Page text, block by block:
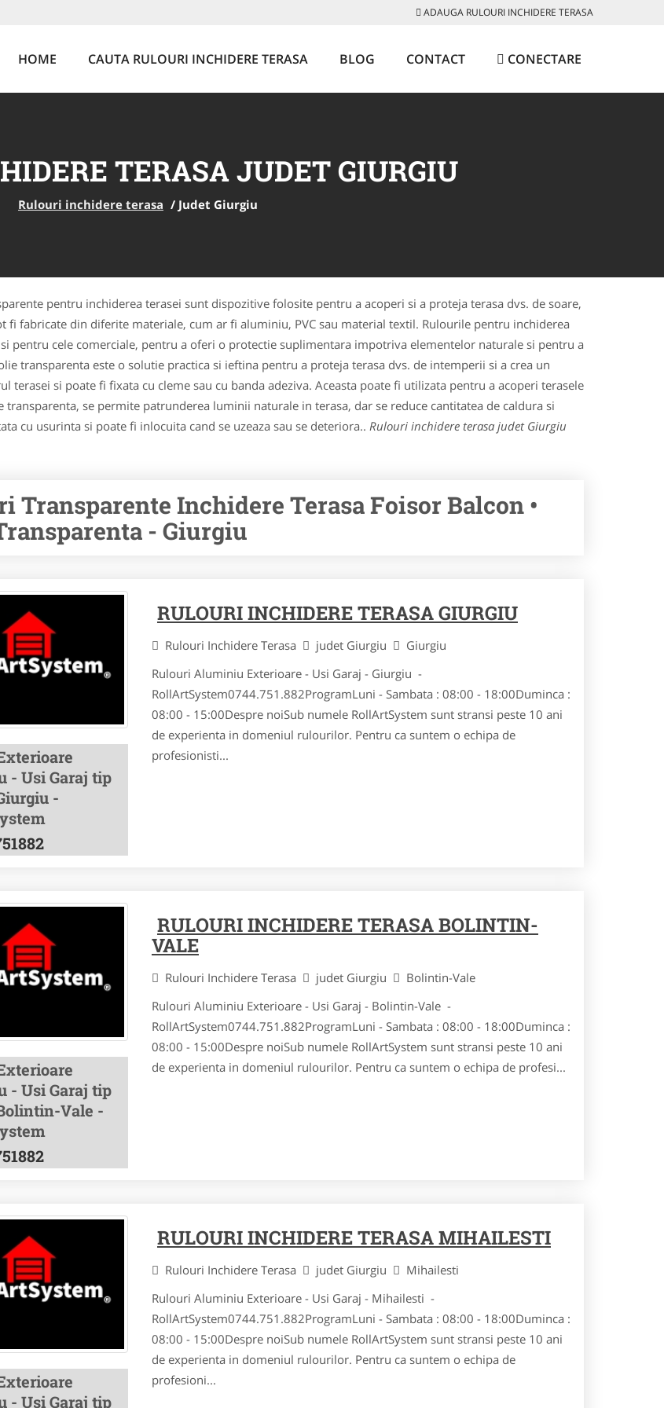
ADAUGA RULOURI INCHIDERE TERASA
HOME CAUTA RULOURI INCHIDERE TERASA BLOG CONTACT CONECTARE
TERASA JUDET GIURGIU
Rulouri inchidere terasa / Judet Giurgiu
pentru inchiderea terasei sunt dispozitive folosite pentru a acoperi si a proteja terasa dvs. de soare,
fi fabricate din diferite materiale, cum ar fi aluminiu, PVC sau material textil. Rulourile pentru inchiderea
pentru cele comerciale, pentru a oferi o protectie suplimentara impotriva elementelor naturale si pentru a
transparenta este o solutie practica si ieftina pentru a proteja terasa dvs. de intemperii si a crea un
terasei si poate fi fixata cu cleme sau cu banda adeziva. Aceasta poate fi utilizata pentru a acoperi terasele
se permite patrunderea luminii naturale in terasa, dar se reduce cantitatea de caldura si
cu usurinta si poate fi inlocuita cand se uzeaza sau se deteriora.. Rulouri inchidere terasa judet Giurgiu
Transparente Inchidere Terasa Foisor Balcon •
- Giurgiu
- Usi Garaj tip
-
RULOURI INCHIDERE TERASA GIURGIU
Rulouri Inchidere Terasa judet Giurgiu
Giurgiu
Rulouri Aluminiu Exterioare - Usi Garaj - Giurgiu -
RollArtSystem0744.751.882ProgramLuni - Sambata : 08:00 - 18:00Duminca :
08:00 - 15:00Despre noi Sub numele RollArtSystem sunt stransi peste 10 ani
de experienta in domeniul rulourilor. Pentru ca suntem o echipa de
profesionisti...
- Usi Garaj tip
Vale -
RULOURI INCHIDERE TERASA BOLINTIN-
VALE
Rulouri Inchidere Terasa judet Giurgiu
Bolintin-Vale
Rulouri Aluminiu Exterioare - Usi Garaj - Bolintin-Vale -
RollArtSystem0744.751.882ProgramLuni - Sambata : 08:00 - 18:00Duminca :
08:00 - 15:00Despre noi Sub numele RollArtSystem sunt stransi peste 10 ani
de experienta in domeniul rulourilor. Pentru ca suntem o echipa de profesi...
- Usi Garaj tip
RULOURI INCHIDERE TERASA MIHAILESTI
Rulouri Inchidere Terasa judet Giurgiu
Mihailesti
Rulouri Aluminiu Exterioare - Usi Garaj - Mihailesti -
RollArtSystem0744.751.882ProgramLuni - Sambata : 08:00 - 18:00Duminca :
08:00 - 15:00Despre noi Sub numele RollArtSystem sunt stransi peste 10 ani
de experienta in domeniul rulourilor. Pentru ca suntem o echipa de
profesioni...